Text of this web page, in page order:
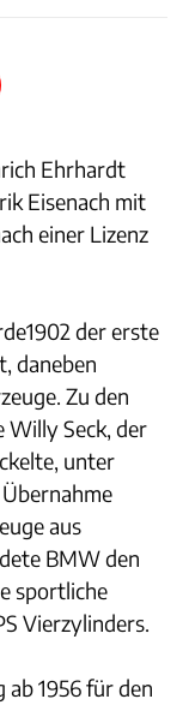
Ehrhardt
Eisenach mit
einer Lizenz
der erste
daneben
Zu den
Seck, der
unter
aus
BMW den
sportliche
Vierzylinders.
1956 für den